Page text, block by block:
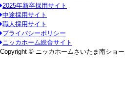
2025年新卒採用サイト
中途採用サイト
職人採用サイト
プライバシーポリシー
ニッカホーム総合サイト
Copyright © ニッカホームさいたま南ショ